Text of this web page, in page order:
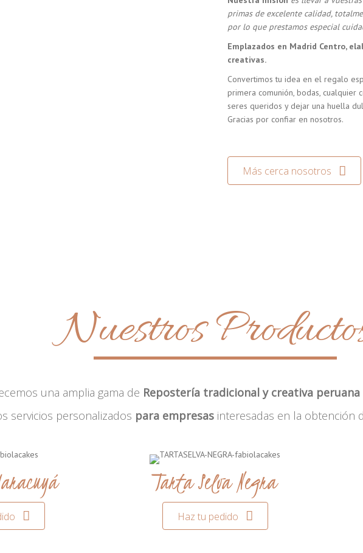
primas de excelente calidad,
por lo que prestamos especial
Emplazados en Madrid Centro,
creativas.
Convertimos tu idea en el regalo
primera comunión, bodas, cualquier
seres queridos y dejar una huella
Gracias por confiar en nosotros.
Más cerca nosotros
Nuestros
una amplia gama de Repostería tradicional y creativa peruana
servicios personalizados para empresas interesadas en la obtención
Tarta Selva Negra
Haz tu pedido